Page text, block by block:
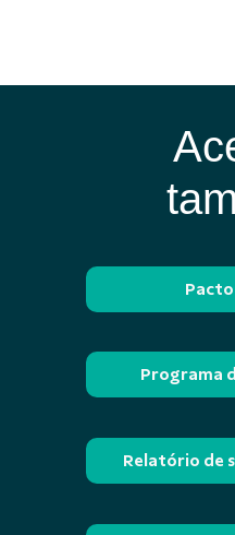
Programa
Relatório de